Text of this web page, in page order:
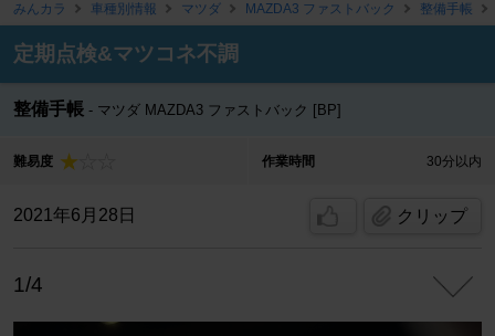
みんカラ 車種別情報 マツダ MAZDA3 ファストバック 整備手帳
定期点検&マツコネ不調
整備手帳 マツダ MAZDA3 ファストバック [BP]
難易度 作業時間 30分以内
2021年6月28日 クリップ
1/4